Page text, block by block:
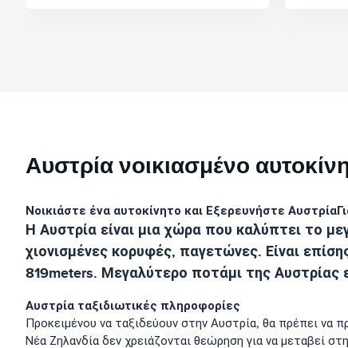
Αυστρία νοικιασμένο
Νοικιάστε ένα αυτοκίνητο και Εξερευνήστε Αυστρία
Η Αυστρία είναι μια χώρα που καλύπτει το
χιονισμένες κορυφές, παγετώνες. Είναι
819meters. Μεγαλύτερο ποτάμι της Αυστρίας
Αυστρία ταξιδιωτικές πληροφορίες
Προκειμένου να ταξιδεύουν στην Αυστρία, θα πρέπει να
Νέα Ζηλανδία δεν χρειάζονται θεώρηση για να μεταβεί